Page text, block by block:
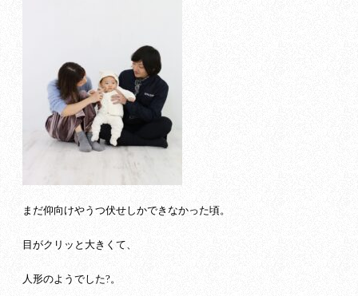
まだ仰向けやうつ伏せしかできなかった頃。
目がクリッと大きくて、
人形のようでした?。